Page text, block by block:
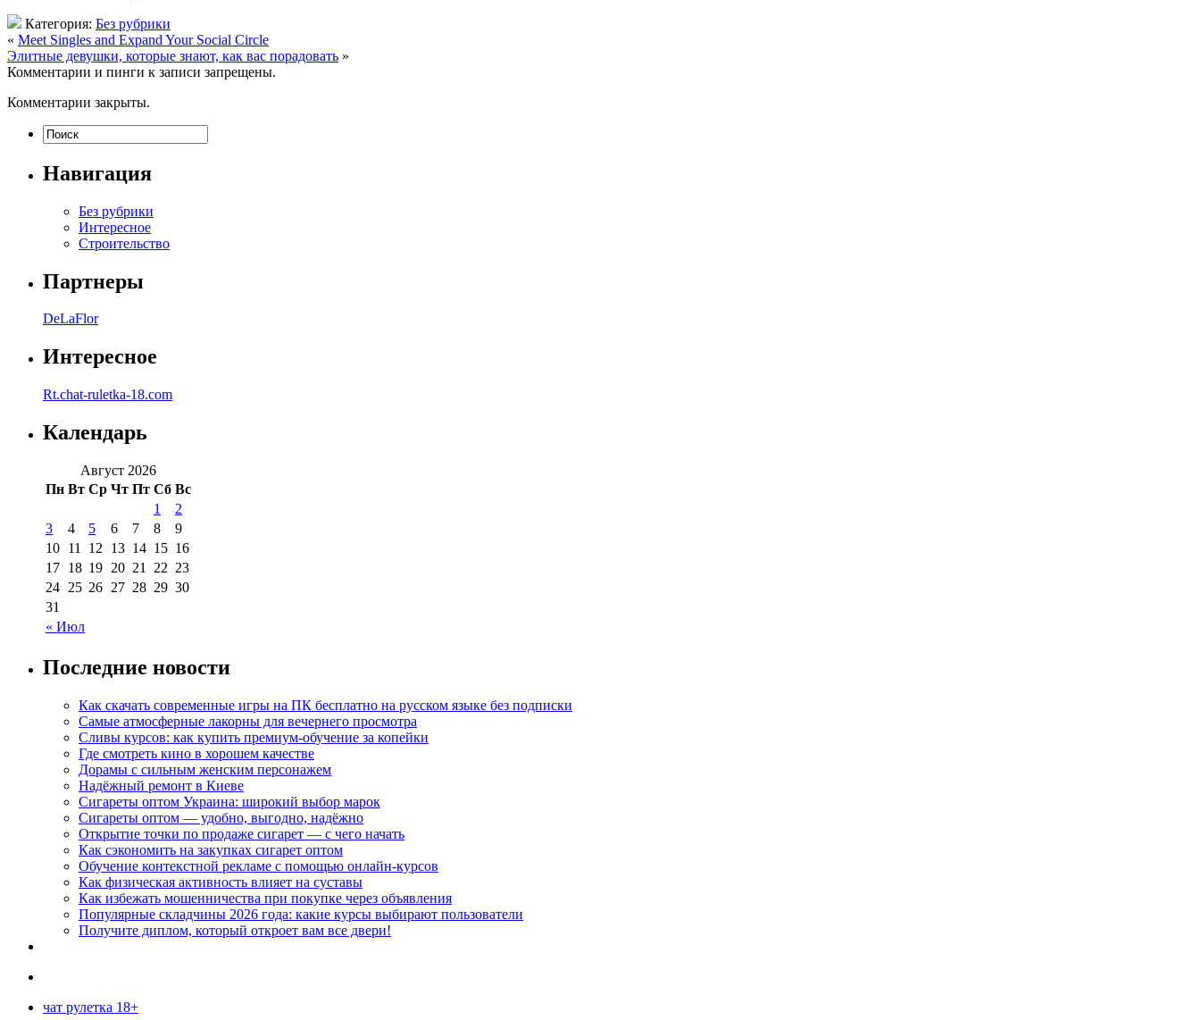
Категория: Без рубрики
« Meet Singles and Expand Your Social Circle
Элитные девушки, которые знают, как вас порадовать »
Комментарии и пинги к записи запрещены.
Комментарии закрыты.
Навигация
Без рубрики
Интересное
Строительство
Партнеры
DeLaFlor
Интересное
Rt.chat-ruletka-18.com
Календарь
Август 2026
Пн Вт Ср Чт Пт Сб Вс
« Июл
1
2
3
4 5 6 7 8
9
10 11 12 13 14 15 16
17 18 19 20 21 22 23
24 25 26 27 28 29 30
31
Последние новости
Как скачать современные игры на ПК бесплатно на русском языке без подписки
Самые атмосферные лакорны для вечернего просмотра
Сливы курсов: как купить премиум-обучение за копейки
Где смотреть кино в хорошем качестве
Дорамы с сильным женским персонажем
Надёжный ремонт в Киеве
Сигареты оптом Украина: широкий выбор марок
Сигареты оптом — удобно, выгодно, надёжно
Открытие точки по продаже сигарет — с чего начать
Как сэкономить на закупках сигарет оптом
Обучение контекстной рекламе с помощью онлайн-курсов
Как физическая активность влияет на суставы
Как избежать мошенничества при покупке через объявления
Популярные складчины 2026 года: какие курсы выбирают пользователи
Получите диплом, который откроет вам все двери!
чат рулетка 18+